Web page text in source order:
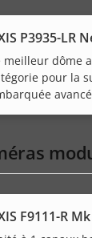
P3935-LR
meilleur dôme
pour la
F9111-R